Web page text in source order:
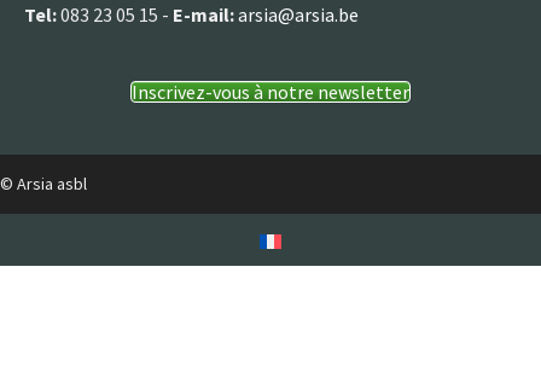
Tel:083 23 05 15 - E-mail:arsia@arsia.be
Inscrivez-vous à notre newsletter
© Arsia asbl